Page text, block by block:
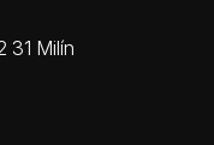
31 Milín